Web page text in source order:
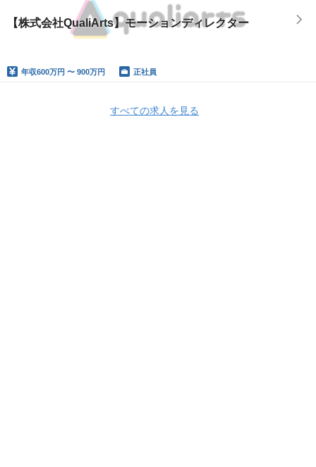
【株式会社QualiArts】モーションディレクター
年収600万円 〜 900万円 正社員
すべての求人を見る